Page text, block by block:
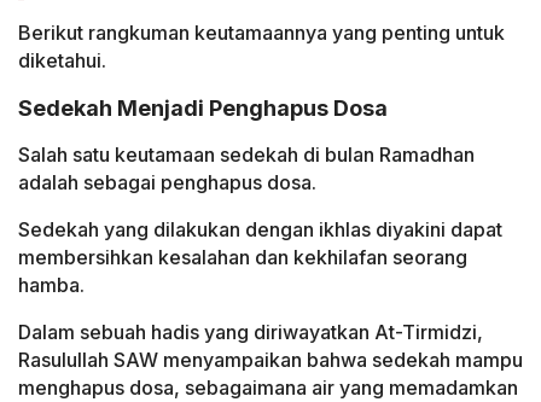
Berikut rangkuman keutamaannya yang penting untuk
diketahui.
Sedekah Menjadi Penghapus Dosa
Salah satu keutamaan sedekah di bulan Ramadhan
adalah sebagai penghapus dosa.
Sedekah yang dilakukan dengan ikhlas diyakini dapat
membersihkan kesalahan dan kekhilafan seorang
hamba.
Dalam sebuah hadis yang diriwayatkan At-Tirmidzi,
Rasulullah SAW menyampaikan bahwa sedekah mampu
menghapus dosa, sebagaimana air yang memadamkan